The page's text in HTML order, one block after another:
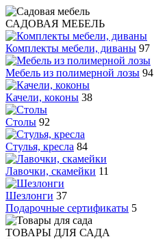
САДОВАЯ МЕБЕЛЬ
Комплекты мебели, диваны 97
Мебель из полимерной лозы 94
Качели, коконы 38
Столы 92
Стулья, кресла 84
Лавочки, скамейки 11
Шезлонги 37
Подарочные сертификаты 5
ТОВАРЫ ДЛЯ САДА